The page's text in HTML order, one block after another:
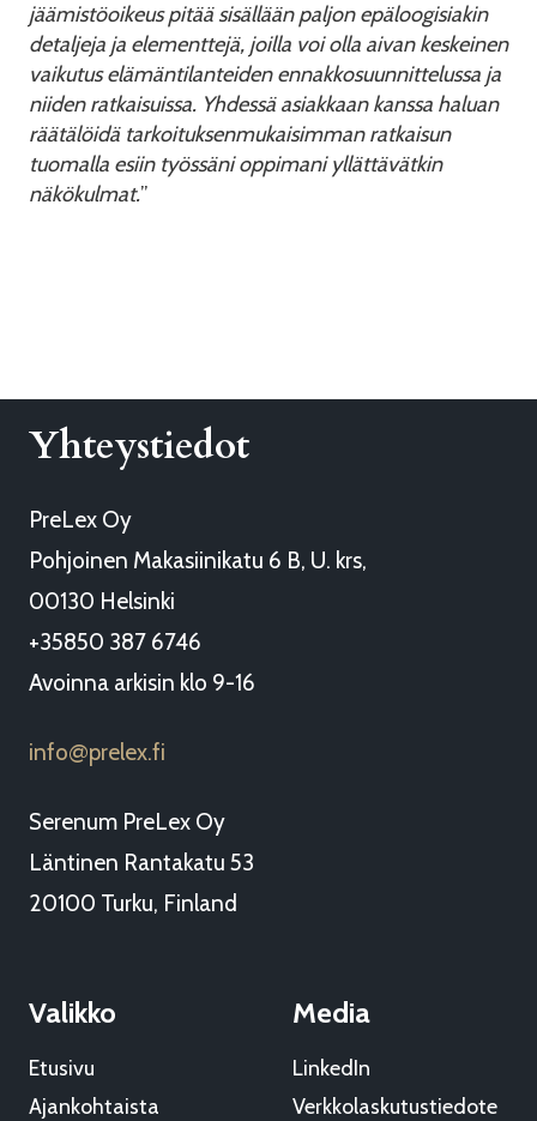
jäämistöoikeus pitää sisällään paljon epäloogisiakin
detaljeja ja elementtejä, joilla voi olla aivan keskeinen
vaikutus elämäntilanteiden ennakkosuunnittelussa ja
niiden ratkaisuissa. Yhdessä asiakkaan kanssa haluan
räätälöidä tarkoituksenmukaisimman ratkaisun
tuomalla esiin työssäni oppimani yllättävätkin
näkökulmat.”
Yhteystiedot
PreLex Oy
Pohjoinen Makasiinikatu 6 B, U. krs,
00130 Helsinki
+35850 387 6746
Avoinna arkisin klo 9-16
info@prelex.fi
Serenum PreLex Oy
Läntinen Rantakatu 53
20100 Turku, Finland
Valikko
Etusivu
Ajankohtaista
Media
LinkedIn
Verkkolaskutustiedote